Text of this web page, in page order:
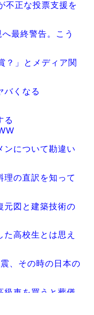
不正な投票支援を
最終警告。こう
？」とメディア関
バくなる
る
ンについて勘違い
理の直訳を知って
元図と建築技術の
高校生とは思え
、その時の日本の
級車を買うと葬儀